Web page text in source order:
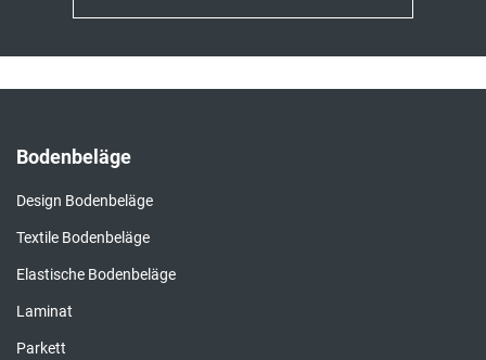
Bodenbeläge
Design Bodenbeläge
Textile Bodenbeläge
Elastische Bodenbeläge
Laminat
Parkett